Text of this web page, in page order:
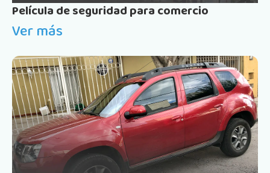
Película de seguridad para comercio
Ver más